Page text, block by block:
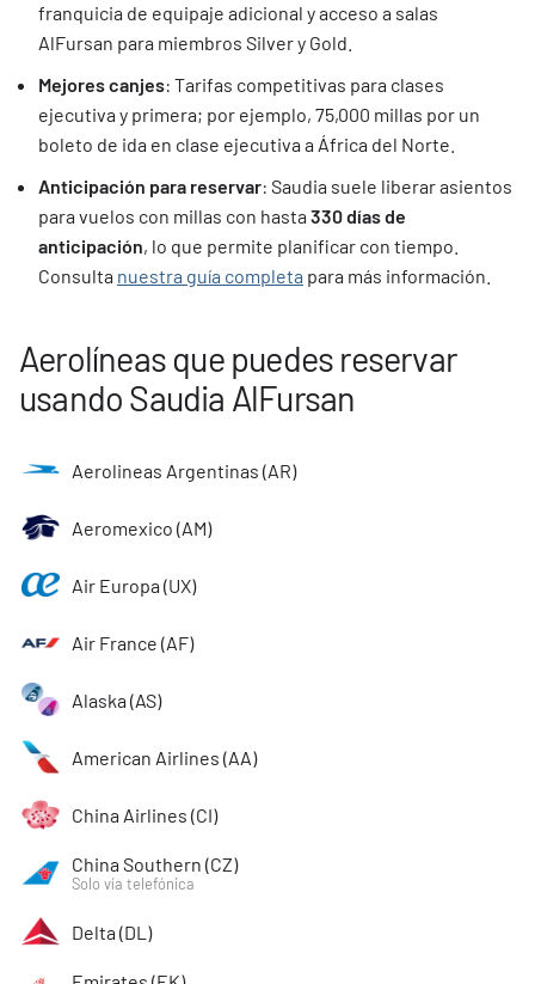
franquicia de equipaje adicional y acceso a salas
AlFursan para miembros Silver y Gold.
Mejores canjes: Tarifas competitivas para clases
ejecutiva y primera; por ejemplo, 75,000 millas por un
boleto de ida en clase ejecutiva a África del Norte.
Anticipación para reservar: Saudia suele liberar asientos
para vuelos con millas con hasta 330 días de
anticipación, lo que permite planificar con tiempo.
Consulta nuestra guía completa para más información.
Aerolíneas que puedes reservar
usando Saudia AlFursan
Aerolineas Argentinas (AR)
Aeromexico (AM)
Air Europa (UX)
Air France (AF)
Alaska (AS)
American Airlines (AA)
China Airlines (CI)
China Southern (CZ)
Solo vía telefónica
Delta (DL)